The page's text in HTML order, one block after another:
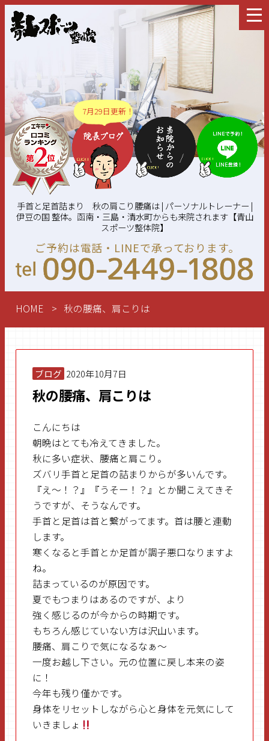
7月29日更新！
手首と足首詰まり 秋の肩こり腰痛は | パーソナルトレーナー |
伊豆の国 整体。函南・三島・清水町からも来院されます【青山
スポーツ整体院】
ご予約は電話・LINEで承っております。
HOME 秋の腰痛、肩こりは
ブログ 2020年10月7日
秋の腰痛、肩こりは
こんにちは
朝晩はとても冷えてきました。
秋に多い症状、腰痛と肩こり。
ズバリ手首と足首の詰まりからが多いんです。
『え～！？』『うそー！？』とか聞こえてきそ
うですが、そうなんです。
手首と足首は首と繋がってます。首は腰と連動
します。
寒くなると手首とか足首が調子悪口なりますよ
ね。
詰まっているのが原因です。
夏でもつまりはあるのですが、より
強く感じるのが今からの時期です。
もちろん感じていない方は沢山います。
腰痛、肩こりで気になるなぁ～
一度お越し下さい。元の位置に戻し本来の姿
に！
今年も残り僅かです。
身体をリセットしながら心と身体を元気にして
いきましょ